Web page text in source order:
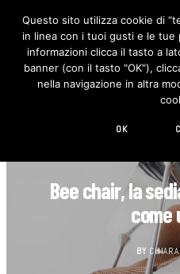
Bee chair, la
come
BY
Questo sito utilizza cookie di
in linea con i tuoi gusti e le tue
informazioni clicca il tasto a
banner (con il tasto "OK"),
nella navigazione in altra
OK